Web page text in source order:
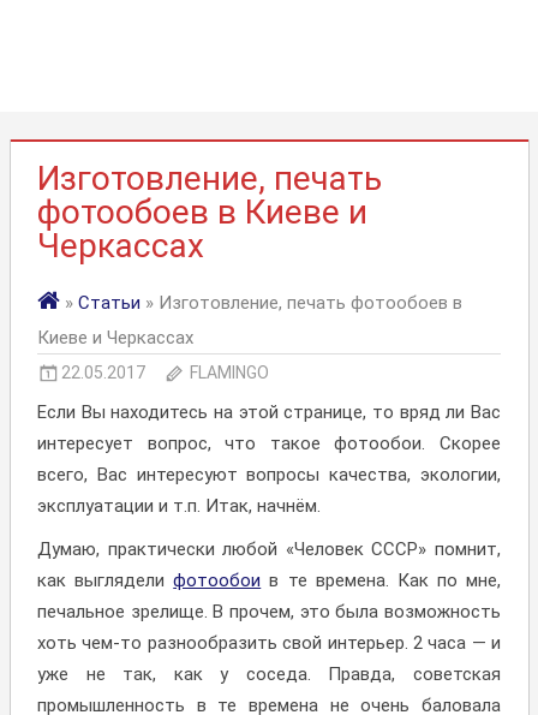
Изготовление, печать
фотообоев в Киеве и
Черкассах
» Статьи » Изготовление, печать фотообоев в
Киеве и Черкассах
22.05.2017 FLAMINGO
Если Вы находитесь на этой странице, то вряд ли Вас
интересует вопрос, что такое фотообои. Скорее
всего, Вас интересуют вопросы качества, экологии,
эксплуатации и т.п. Итак, начнём.
Думаю, практически любой «Человек СССР» помнит,
как выгляделифотообои в те времена. Как по мне,
печальное зрелище. В прочем, это была возможность
хоть чем-то разнообразить свой интерьер. 2 часа — и
уже не так, как у соседа. Правда, советская
промышленность в те времена не очень баловала